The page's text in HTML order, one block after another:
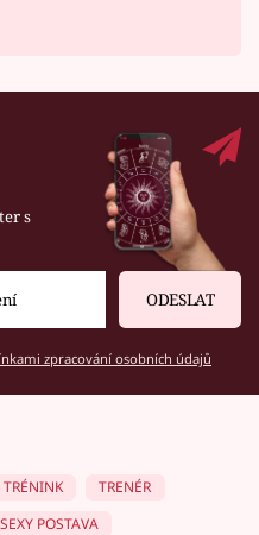
s
ODESLAT
zpracování osobních údajů
TRÉNINK
TRENÉR
SEXY POSTAVA